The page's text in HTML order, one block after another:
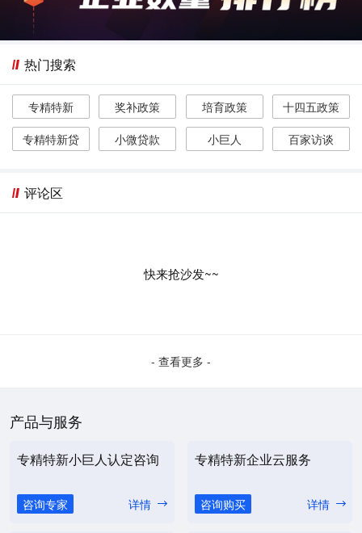
热门搜索
专精特新 奖补政策 培育政策
十四五政策
专精特新贷
小微贷款 小巨人 百家访谈
评论区
快来抢沙发~~
- 查看更多 -
产品与服务
专精特新小巨人认定咨询
咨询专家 详情
专精特新企业云服务
咨询购买 详情